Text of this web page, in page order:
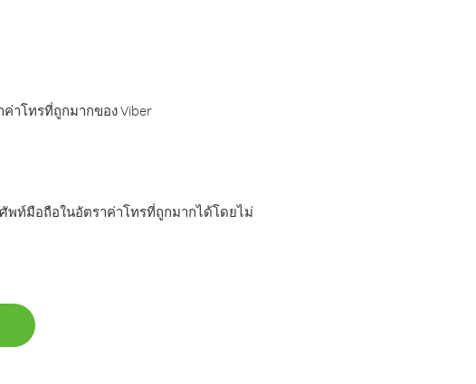
าโทรที่ถูกมากของ Viber
พท์มือถือในอัตราค่าโทรที่ถูกมากได้โดยไม่